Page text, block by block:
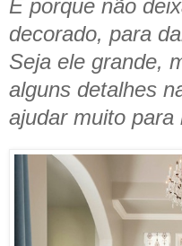
E porque não
decorado, para
Seja ele grande,
alguns detalhes
ajudar muito para